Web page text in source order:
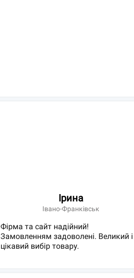
Ірина
Івано-Франківськ
Фірма та сайт надійний!
Замовленням задоволені. Великий і
цікавий вибір товару.